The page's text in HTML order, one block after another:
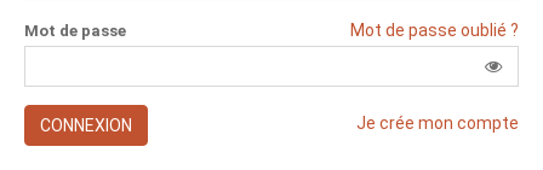
Mot de passe oublié ?
Mot de passe
CONNEXION Je crée mon compte